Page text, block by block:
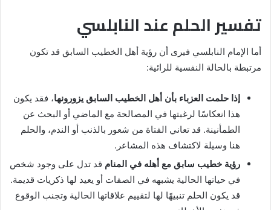
تفسير الحلم عند النابلسي
أما الإمام النابلسي فيرى أن رؤية أهل الخطيب السابق قد تكون
مرتبطة بالحالة النفسية للرائية:
إذا حلمت العزباء بأن أهل الخطيب السابق يزورونها، فقد يكون
هذا انعكاسًا لرغبتها في المصالحة مع الماضي أو البحث عن
الطمأنينة. قد تعاني الفتاة من شعور بالذنب أو الندم، والحلم
هنا وسيلة لاكتشاف هذه المشاعر.
رؤية خطيب سابق مع أهله في المنام قد تدل على وجود شخص
في حياتها الحالية يشبهه في الصفات أو يعيد لها ذكريات قديمة.
قد يكون الحلم تنبيهًا لها لتقييم علاقاتها الحالية وتجنب الوقوع